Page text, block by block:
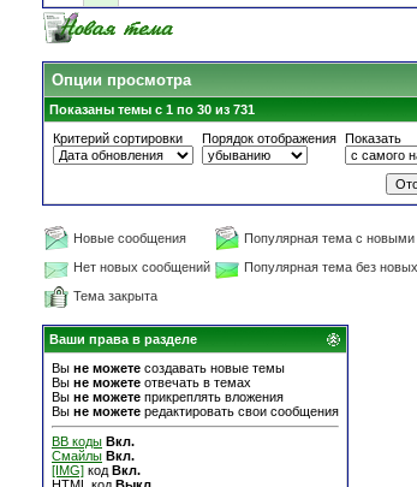
Опции просмотра
Показаны темы с 1 по 30 из 731
Критерий сортировки
Порядок отображения Показать
Новые сообщения
Популярная тема с
Нет новых сообщений
Популярная тема без
Тема закрыта
Ваши права в разделе
Вы не можете создавать новые темы
Вы не можете отвечать в темах
Вы не можете прикреплять вложения
Вы не можете редактировать свои сообщения
BB коды Вкл.
Смайлы Вкл.
[IMG] код Вкл.